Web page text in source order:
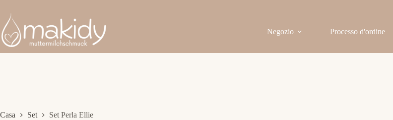
contenuto
Negozio
Processo d'ordine
Casa Set Set Perla Ellie